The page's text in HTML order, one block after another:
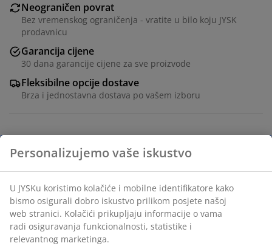
Neograničen povrat
Bez vremenskog ograničenja - vratite u bilo koju JYSK
prodavnicu
Garancija cijene
30 dana garancije cijene za sve proizvode
Fleksibilne opcije dostave
Brza i jednostavna dostava po vašem izboru
Komplet korpi u prirodnoj smeđoj i krem boji sa tkanim
dizajnom, kombinuje stil sa praktičnim skladištenjem.
Idealan za organizovanje sitnih predmeta u kupatilu ili
spavaćoj sobi. Komplet uključuje dvije male korpe i
jednu srednje veličine. Š19/12xD26/18xV12 cm
šifra artikla: 4912388
Personalizujemo vaše iskustvo
U JYSKu koristimo kolačiće i mobilne identifikatore kako
bismo osigurali dobro iskustvo prilikom posjete našoj
web stranici. Kolačići prikupljaju informacije o vama
radi osiguravanja funkcionalnosti, statistike i
relevantnog marketinga.